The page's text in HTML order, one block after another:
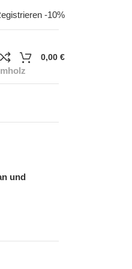
-10%
0,00 €
und